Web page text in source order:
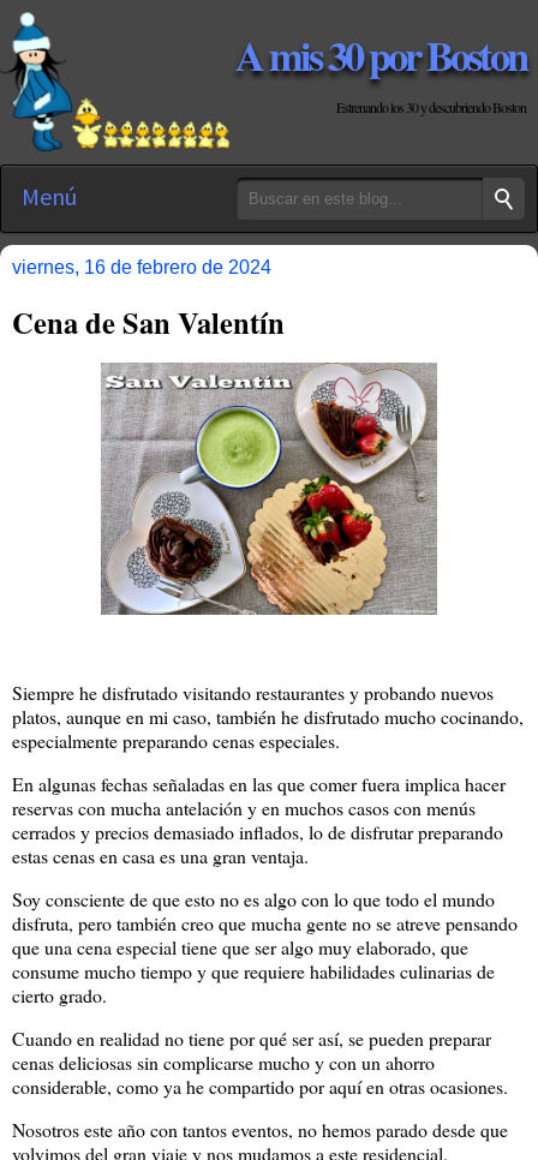
A mis 30 por Boston
Estrenando los 30 y descubriendo Boston
Menú
viernes, 16 de febrero de 2024
Cena de San Valentín
Siempre he disfrutado visitando restaurantes y probando nuevos
platos, aunque en mi caso, también he disfrutado mucho cocinando,
especialmente preparando cenas especiales.
En algunas fechas señaladas en las que comer fuera implica hacer
reservas con mucha antelación y en muchos casos con menús
cerrados y precios demasiado inflados, lo de disfrutar preparando
estas cenas en casa es una gran ventaja.
Soy consciente de que esto no es algo con lo que todo el mundo
disfruta, pero también creo que mucha gente no se atreve pensando
que una cena especial tiene que ser algo muy elaborado, que
consume mucho tiempo y que requiere habilidades culinarias de
cierto grado.
Cuando en realidad no tiene por qué ser así, se pueden preparar
cenas deliciosas sin complicarse mucho y con un ahorro
considerable, como ya he compartido por aquí en otras ocasiones.
Nosotros este año con tantos eventos, no hemos parado desde que
volvimos del gran viaje y nos mudamos a este residencial.